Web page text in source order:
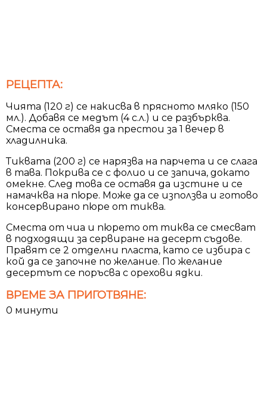
РЕЦЕПТА:
Чията (120 г) се накисва в прясното мляко (150
мл.). Добавя се медът (4 с.л.) и се разбърква.
Сместа се оставя да престои за 1 вечер в
хладилника.
Тиквата (200 г) се нарязва на парчета и се слага
в тава. Покрива се с фолио и се запича, докато
омекне. След това се оставя да изстине и се
намачква на пюре. Може да се използва и готово
консервирано пюре от тиква.
Сместа от чиа и пюрето от тиква се смесват
в подходящи за сервиране на десерт съдове.
Правят се 2 отделни пласта, като се избира с
кой да се започне по желание. По желание
десертът се поръсва с орехови ядки.
ВРЕМЕ ЗА ПРИГОТВЯНЕ:
0 минути